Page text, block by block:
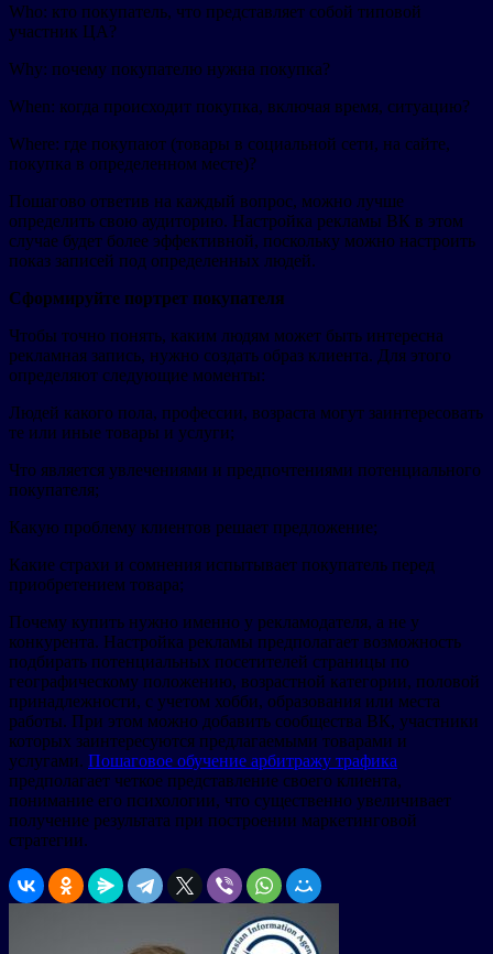
Who: кто покупатель, что представляет собой типовой
участник ЦА?
Why: почему покупателю нужна покупка?
When: когда происходит покупка, включая время, ситуацию?
Where: где покупают (товары в социальной сети, на сайте,
покупка в определенном месте)?
Пошагово ответив на каждый вопрос, можно лучше
определить свою аудиторию. Настройка рекламы ВК в этом
случае будет более эффективной, поскольку можно настроить
показ записей под определенных людей.
Сформируйте портрет покупателя
Чтобы точно понять, каким людям может быть интересна
рекламная запись, нужно создать образ клиента. Для этого
определяют следующие моменты:
Людей какого пола, профессии, возраста могут заинтересовать
те или иные товары и услуги;
Что является увлечениями и предпочтениями потенциального
покупателя;
Какую проблему клиентов решает предложение;
Какие страхи и сомнения испытывает покупатель перед
приобретением товара;
Почему купить нужно именно у рекламодателя, а не у
конкурента. Настройка рекламы предполагает возможность
подбирать потенциальных посетителей страницы по
географическому положению, возрастной категории, половой
принадлежности, с учетом хобби, образования или места
работы. При этом можно добавить сообщества ВК, участники
которых заинтересуются предлагаемыми товарами и
услугами. Пошаговое обучение арбитражу трафика
предполагает четкое представление своего клиента,
понимание его психологии, что существенно увеличивает
получение результата при построении маркетинговой
стратегии.